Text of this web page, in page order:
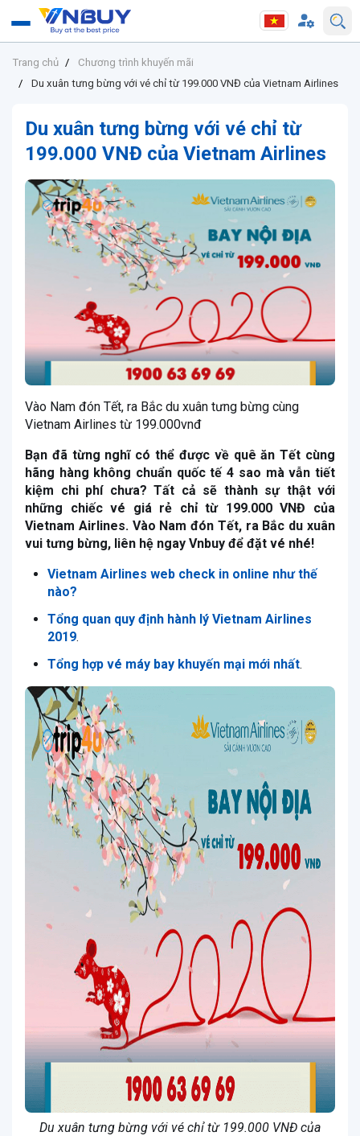
Trang chủ
Chương trình khuyến mãi
Du xuân tưng bừng với vé chỉ từ 199.000 VNĐ của Vietnam Airlines
Du xuân tưng bừng với vé chỉ từ
199.000 VNĐ của Vietnam Airlines
Vào Nam đón Tết, ra Bắc du xuân tưng bừng cùng
Vietnam Airlines từ 199.000vnđ
Bạn đã từng nghĩ có thể được về quê ăn Tết cùng
hãng hàng không chuẩn quốc tế 4 sao mà vẫn tiết
kiệm chi phí chưa? Tất cả sẽ thành sự thật với
những chiếc vé giá rẻ chỉ từ 199.000 VNĐ của
Vietnam Airlines. Vào Nam đón Tết, ra Bắc du xuân
vui tưng bừng, liên hệ ngay Vnbuy để đặt vé nhé!
Vietnam Airlines web check in online như thế
nào?
Tổng quan quy định hành lý Vietnam Airlines
2019.
Tổng hợp vé máy bay khuyến mại mới nhất.
Du xuân tưng bừng với vé chỉ từ 199.000 VNĐ của